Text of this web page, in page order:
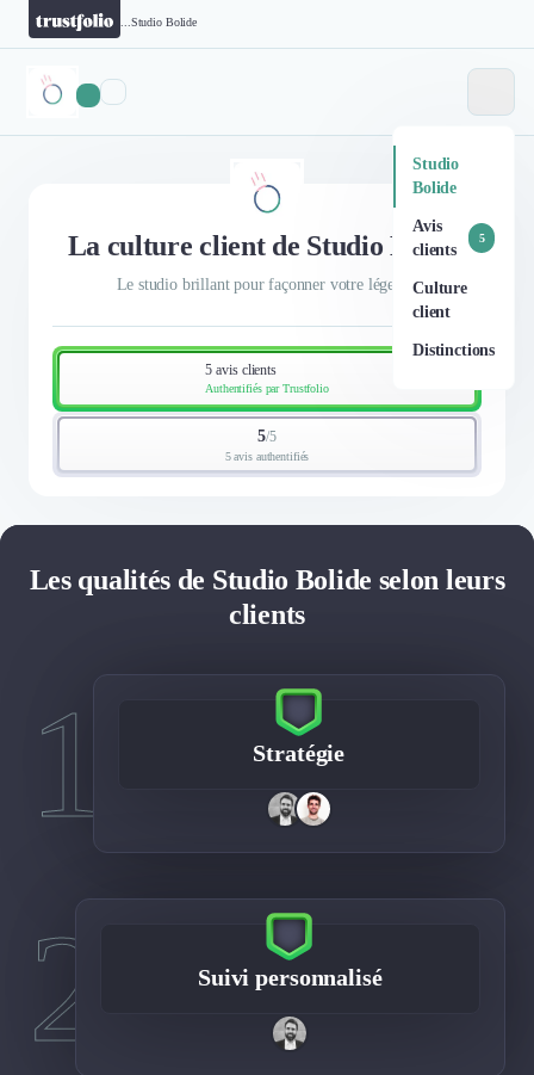
Studio Bolide
Studio
Bolide
Avis
clients
5
Culture
client
Distinctions
La culture client de Studio Bolide
Le studio brillant pour façonner votre légende
5 avis clients
Authentifiés par Trustfolio
5/5
5 avis authentifiés
Les qualités de Studio Bolide selon leurs
clients
1 Stratégie
2 Suivi personnalisé